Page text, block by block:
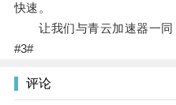
快速。
让我们与青云加速器一同
#3#
评论